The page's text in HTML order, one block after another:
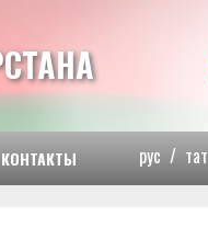
КОНТАКТЫ рус / тат